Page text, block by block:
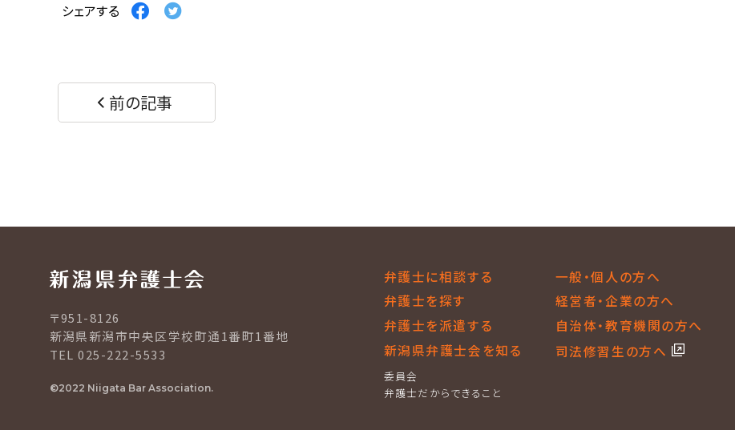
シェアする Facebook
す
る
Twitter
す
前の記事
〒951-8126
新潟県新潟市中央区学校町通1番町1番地
TEL 025-222-5533
©2022 Niigata Bar Association.
弁護士に相談する
弁護士を探す
弁護士を派遣する
新潟県弁護士会を知る
委員会
弁護士だからできること
一般・個人の方へ
経営者・企業の方へ
自治体・教育機関の方へ
司法修習生の方へ